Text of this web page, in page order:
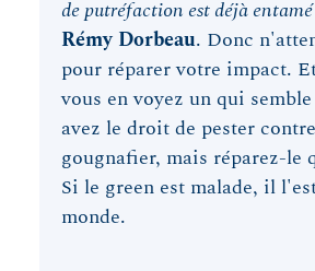
de putréfaction est déjà entamé
Rémy Dorbeau. Donc
pour réparer votre impact.
vous en voyez un qui
avez le droit de pester
gougnafier, mais réparez-le
Si le green est malade, il
monde.